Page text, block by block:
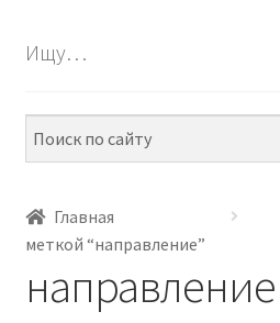
ПО НАВЫКАМ
МЕТОДИКИ
АРТ СТУДИЯ
Ищу…
Главная
меткой “направление”
направление